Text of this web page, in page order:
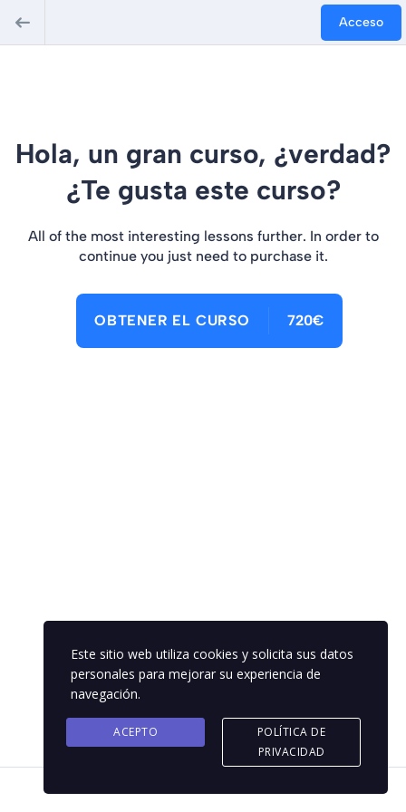
Acceso
Hola, un gran curso, ¿verdad?
¿Te gusta este curso?
All of the most interesting lessons further. In order to
continue you just need to purchase it.
OBTENER EL CURSO 720€
Este sitio web utiliza cookies y solicita sus datos
personales para mejorar su experiencia de
navegación.
ACEPTO
POLÍTICA DE
PRIVACIDAD